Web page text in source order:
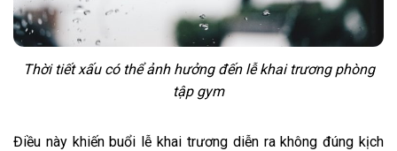
Thời tiết xấu có thể ảnh hưởng đến lễ khai trương phòng
tập gym
Điều này khiến buổi lễ khai trương diễn ra không đúng kịch